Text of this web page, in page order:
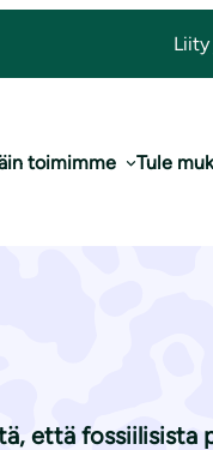
Liity
toimimme Tule
että